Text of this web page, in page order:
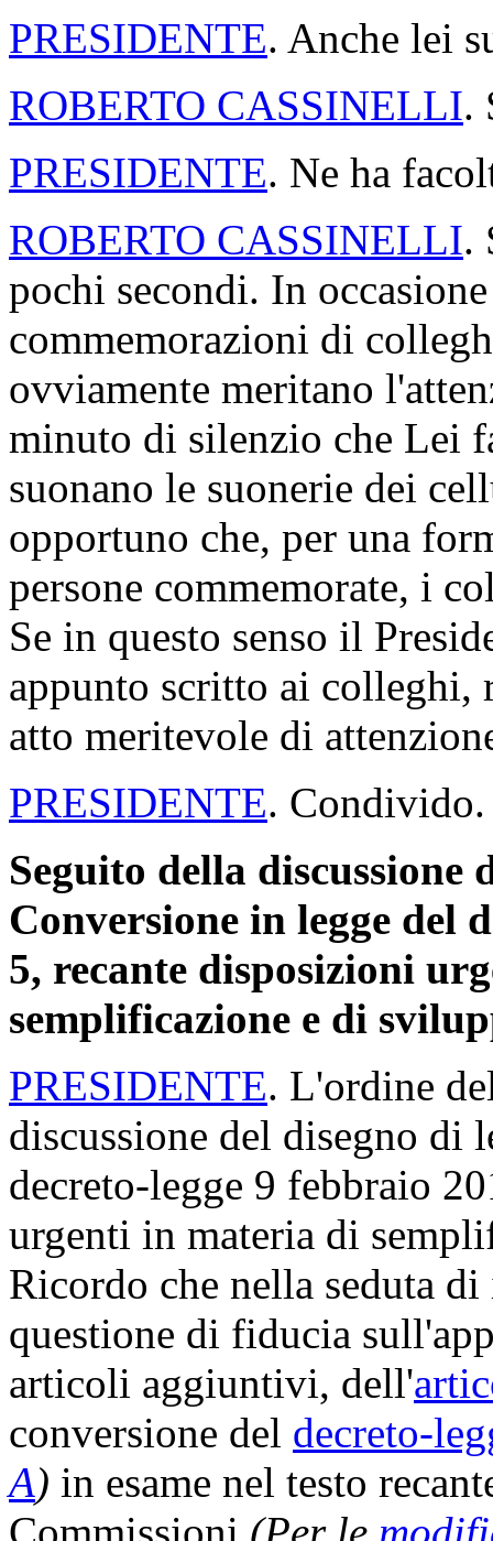
PRESIDENTE. Anche lei
ROBERTO CASSINELLI.
PRESIDENTE. Ne ha
ROBERTO CASSINELLI.
pochi secondi. In
commemorazioni di
ovviamente meritano
minuto di silenzio che Lei
suonano le suonerie dei
opportuno che, per una
persone commemorate, i
Se in questo senso il
appunto scritto ai colleghi,
atto meritevole di
PRESIDENTE. Condivido.
Seguito della discussione
Conversione in legge del
5, recante disposizioni
semplificazione e di
PRESIDENTE. L'ordine
discussione del disegno di
decreto-legge 9 febbraio
urgenti in materia di
Ricordo che nella seduta
questione di fiducia
articoli aggiuntivi, dell'
conversione del decreto-
A) in esame nel testo
Commissioni (Per le